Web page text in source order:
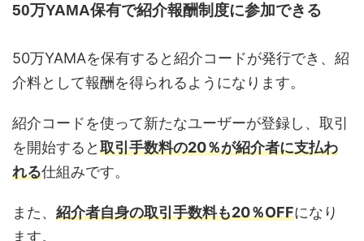
50万YAMA保有で紹介報酬制度に参加できる
50万YAMAを保有すると紹介コードが発行でき、紹
介料として報酬を得られるようになります。
紹介コードを使って新たなユーザーが登録し、取引
を開始すると取引手数料の20％が紹介者に支払わ
れる仕組みです。
また、 紹介者自身の取引手数料も20％OFFになり
ます。